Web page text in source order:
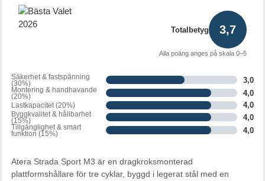
Säkerhet & fastspänning
(30%)
3,0
Montering & handhavande
(20%)
4,0
Lastkapacitet (20%) 4,0
Byggkvalitet & hållbarhet
(15%)
4,0
Tillgänglighet & smart
funktion (15%)
4,0
Totalbetyg 3,7
Alla poäng anges på skala 0–5
Atera Strada Sport M3 är en dragkroksmonterad
plattformshållare för tre cyklar, byggd i legerat stål med en